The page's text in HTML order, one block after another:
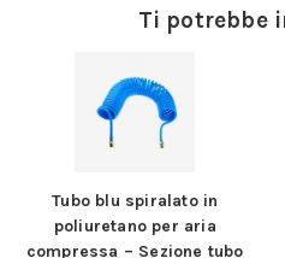
Ti potrebbe
Tubo blu spiralato in
poliuretano per aria
compressa – Sezione tubo